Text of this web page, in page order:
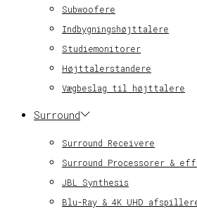
Subwoofere
Indbygningshøjttalere
Studiemonitorer
Højttalerstandere
Vægbeslag til højttalere
Surround
Surround Receivere
Surround Processorer &
JBL Synthesis
Blu-Ray & 4K UHD